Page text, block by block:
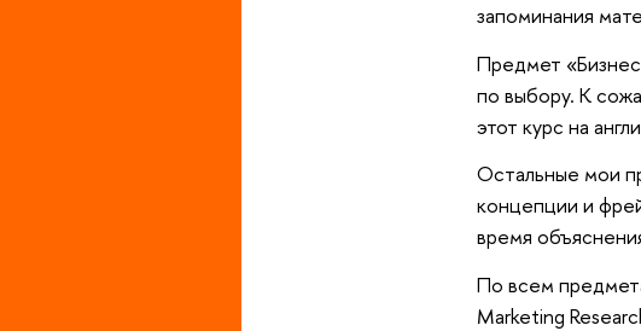
запоминания
Предмет
по выбору. К
этот курс на
Остальные мои
концепции и
время
По всем
Marketing